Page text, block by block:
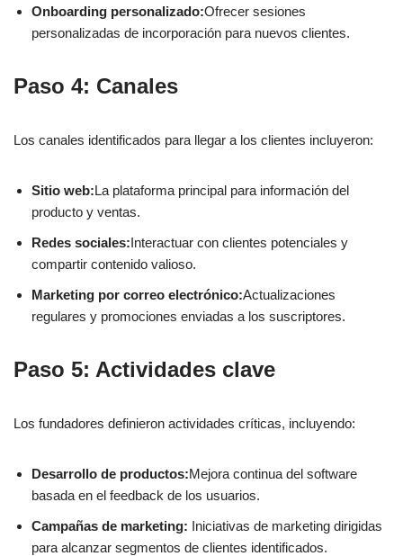
Onboarding personalizado:Ofrecer sesiones
personalizadas de incorporación para nuevos clientes.
Paso 4: Canales
Los canales identificados para llegar a los clientes incluyeron:
Sitio web:La plataforma principal para información del
producto y ventas.
Redes sociales:Interactuar con clientes potenciales y
compartir contenido valioso.
Marketing por correo electrónico:Actualizaciones
regulares y promociones enviadas a los suscriptores.
Paso 5: Actividades clave
Los fundadores definieron actividades críticas, incluyendo:
Desarrollo de productos:Mejora continua del software
basada en el feedback de los usuarios.
Campañas de marketing: Iniciativas de marketing dirigidas
para alcanzar segmentos de clientes identificados.